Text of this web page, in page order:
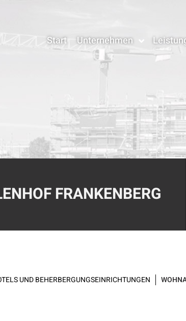
Start Unternehmen
FRANKENBERG
UND BEHERBERGUNGSEINRICHTUNGEN